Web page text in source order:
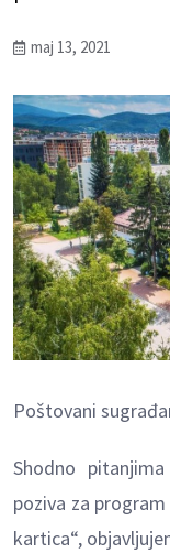
maj 13, 2021
Poštovani
Shodno
poziva za
kartica“,